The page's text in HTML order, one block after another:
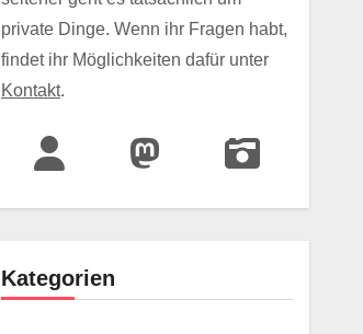
private Dinge. Wenn ihr Fragen habt,
findet ihr Möglichkeiten dafür unter
Kontakt.
Kategorien